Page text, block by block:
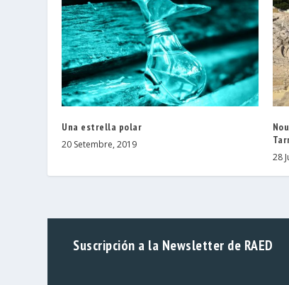
Una estrella polar
20 Setembre, 2019
28
Suscripción a la Newsletter de RAED